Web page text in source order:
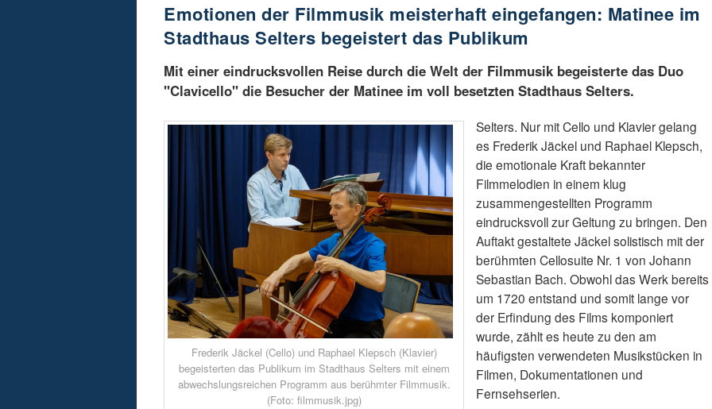
Emotionen der Filmmusik meisterhaft eingefangen: Matinee im
Stadthaus Selters begeistert das Publikum
Mit einer eindrucksvollen Reise durch die Welt der Filmmusik begeisterte das Duo
"Clavicello" die Besucher der Matinee im voll besetzten Stadthaus Selters.
Frederik Jäckel (Cello) und Raphael Klepsch (Klavier)
begeisterten das Publikum im Stadthaus Selters mit einem
abwechslungsreichen Programm aus berühmter Filmmusik.
(Foto: filmmusik.jpg)
Selters. Nur mit Cello und Klavier gelang
es Frederik Jäckel und Raphael Klepsch,
die emotionale Kraft bekannter
Filmmelodien in einem klug
zusammengestellten Programm
eindrucksvoll zur Geltung zu bringen. Den
Auftakt gestaltete Jäckel solistisch mit der
berühmten Cellosuite Nr. 1 von Johann
Sebastian Bach. Obwohl das Werk bereits
um 1720 entstand und somit lange vor
der Erfindung des Films komponiert
wurde, zählt es heute zu den am
häufigsten verwendeten Musikstücken in
Filmen, Dokumentationen und
Fernsehserien.